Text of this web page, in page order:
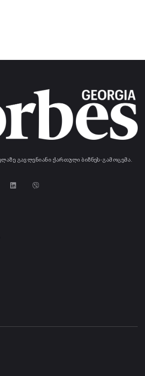
გავლენიანი ქართული ბიზნეს-გამოცემა.